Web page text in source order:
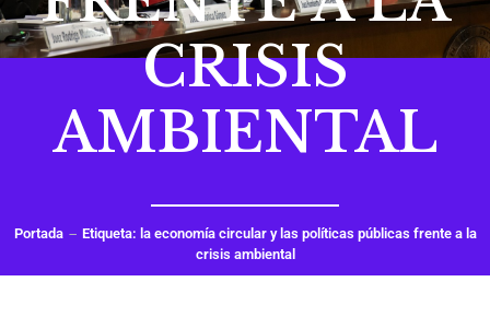
CRISIS
AMBIENTAL
Portada
Etiqueta: la economía circular y las políticas públicas frente a la
crisis ambiental